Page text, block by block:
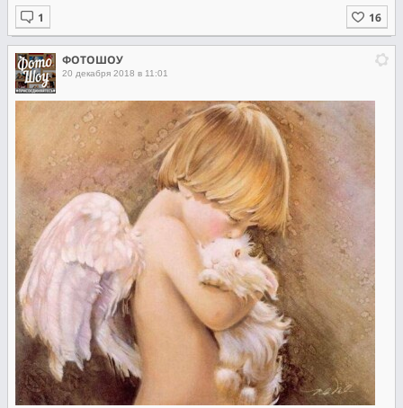
ФОТОШОУ
20 декабря 2018 в 11:01